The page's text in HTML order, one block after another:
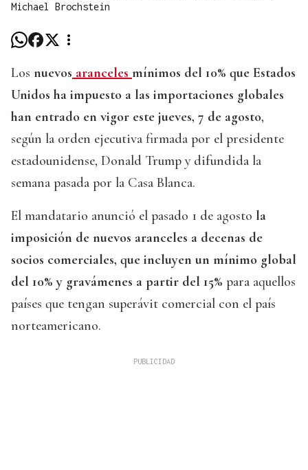
Michael Brochstein
Los nuevos aranceles mínimos del 10% que Estados
Unidos ha impuesto a las importaciones globales
han entrado en vigor este jueves, 7 de agosto,
según la orden ejecutiva firmada por el presidente
estadounidense, Donald Trump y difundida la
semana pasada por la Casa Blanca.
El mandatario anunció el pasado 1 de agosto la
imposición de nuevos aranceles a decenas de
socios comerciales, que incluyen un mínimo global
del 10% y gravámenes a partir del 15% para aquellos
países que tengan superávit comercial con el país
norteamericano.